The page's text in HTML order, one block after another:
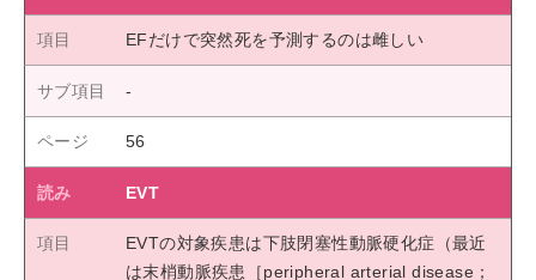
EFだけで突然死を予測するのは雌しい
56
EVT
EVTの対象疾患は下肢閉塞性動脈硬化症（最近
は末梢動脈疾患［peripheral arterial disease；